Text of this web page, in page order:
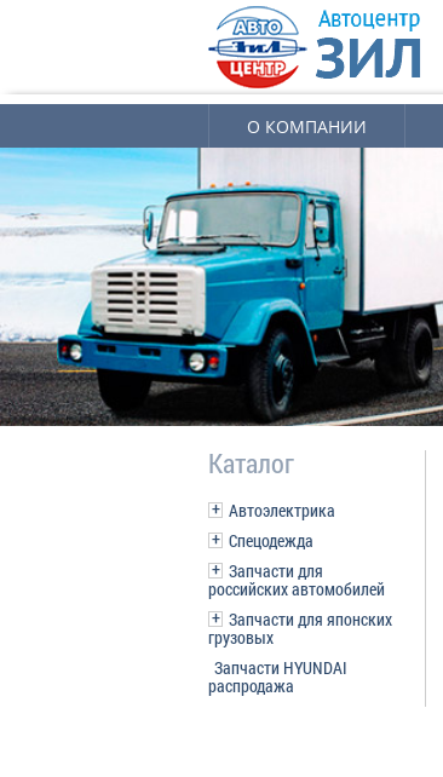
О КОМПАНИИ
Каталог
Автоэлектрика
Спецодежда
Запчасти для
российских автомобилей
Запчасти для японских
грузовых
Запчасти HYUNDAI
распродажа